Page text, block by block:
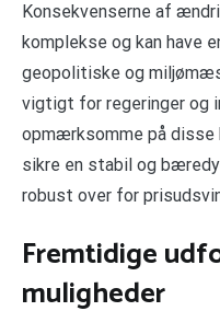
Konsekvenserne af
komplekse og kan have
geopolitiske og
vigtigt for regeringer og
opmærksomme på disse
sikre en stabil og
robust over for
Fremtidige
muligheder